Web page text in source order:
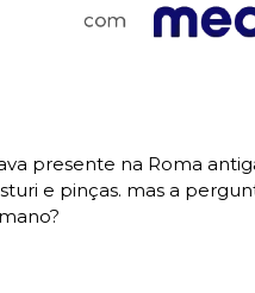
presente na Roma
e pinças. mas a